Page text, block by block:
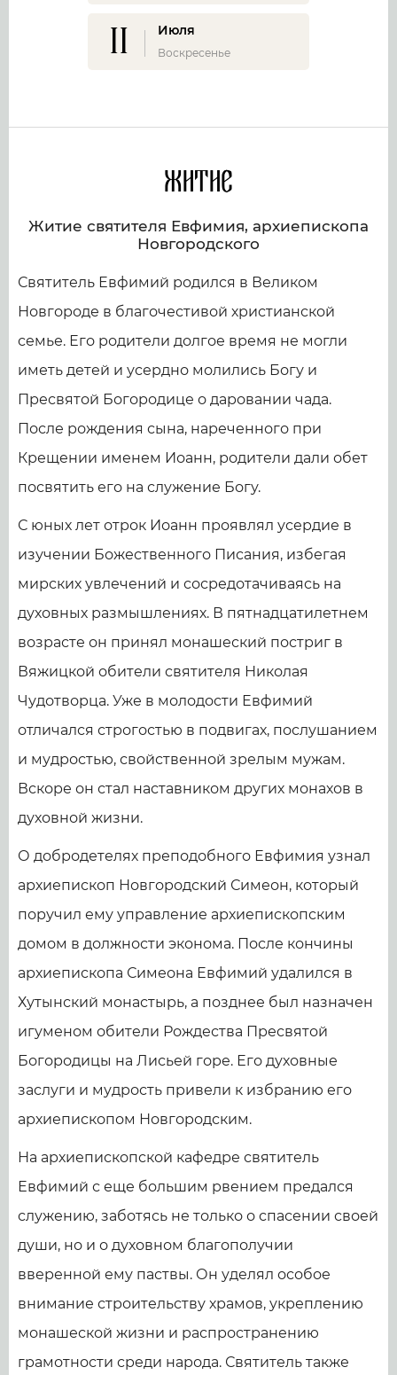
11 Июля
Воскресенье
Житие
Житие святителя Евфимия, архиепископа
Новгородского
Святитель Евфимий родился в Великом
Новгороде в благочестивой христианской
семье. Его родители долгое время не могли
иметь детей и усердно молились Богу и
Пресвятой Богородице о даровании чада.
После рождения сына, нареченного при
Крещении именем Иоанн, родители дали обет
посвятить его на служение Богу.
С юных лет отрок Иоанн проявлял усердие в
изучении Божественного Писания, избегая
мирских увлечений и сосредотачиваясь на
духовных размышлениях. В пятнадцатилетнем
возрасте он принял монашеский постриг в
Вяжицкой обители святителя Николая
Чудотворца. Уже в молодости Евфимий
отличался строгостью в подвигах, послушанием
и мудростью, свойственной зрелым мужам.
Вскоре он стал наставником других монахов в
духовной жизни.
О добродетелях преподобного Евфимия узнал
архиепископ Новгородский Симеон, который
поручил ему управление архиепископским
домом в должности эконома. После кончины
архиепископа Симеона Евфимий удалился в
Хутынский монастырь, а позднее был назначен
игуменом обители Рождества Пресвятой
Богородицы на Лисьей горе. Его духовные
заслуги и мудрость привели к избранию его
архиепископом Новгородским.
На архиепископской кафедре святитель
Евфимий с еще большим рвением предался
служению, заботясь не только о спасении своей
души, но и о духовном благополучии
вверенной ему паствы. Он уделял особое
внимание строительству храмов, укреплению
монашеской жизни и распространению
грамотности среди народа. Святитель также